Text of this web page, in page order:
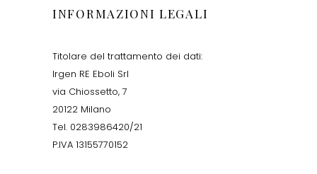
INFORMAZIONI LEGALI
Titolare del trattamento dei dati:
Irgen RE Eboli Srl
via Chiossetto, 7
20122 Milano
Tel. 0283986420/21
P.IVA 13155770152